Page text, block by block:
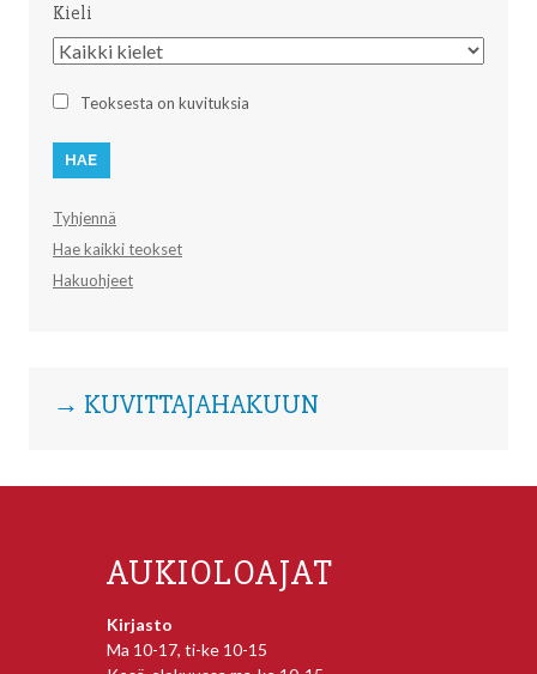
Kieli
Kieli
Teoksesta on kuvituksia
Tyhjennä
Hae kaikki teokset
Hakuohjeet
→ KUVITTAJAHAKUUN
AUKIOLOAJAT
Kirjasto
Ma 10-17, ti-ke 10-15